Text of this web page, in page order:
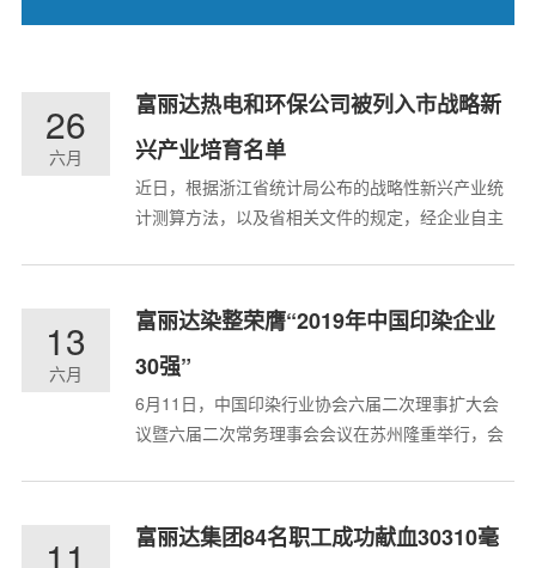
26
六月
富丽达热电和环保公司被列入市战略新
兴产业培育名单
近日，根据浙江省统计局公布的战略性新兴产业统
计测算方法，以及省相关文件的规定，经企业自主
有限公司被确定列入《2019年杭州市战略性新兴产
业培育企业名单》，并已在杭州市经济和信息化局
网站公示。富丽达热电 富丽...
13
六月
富丽达染整荣膺“2019年中国印染企业
30强”
6月11日，中国印染行业协会六届二次理事扩大会
议暨六届二次常务理事会会议在苏州隆重举行，会
总裁卢侃达代表公司，从工信部消费品工业司副司
长曹学军手中接过奖牌与证书。 印染作为富丽达集
11
富丽达集团84名职工成功献血30310毫